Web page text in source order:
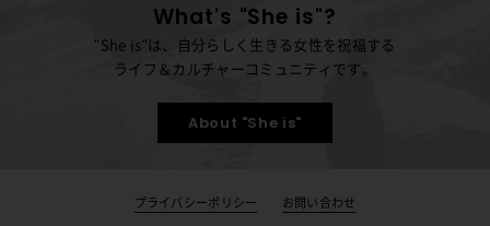
What's "She is"?
"She is"は、自分らしく生きる女性を祝福する
ライフ＆カルチャーコミュニティです。
About "She is"
プライバシーポリシー お問い合わせ